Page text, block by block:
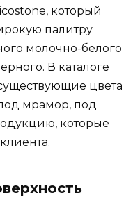
который
палитру
молочно-белого
В каталоге
цвета
мрамор, под
которые